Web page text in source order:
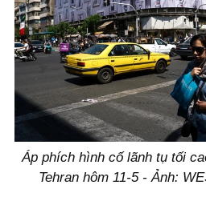
Áp phích hình cố lãnh tụ tối
Tehran hôm 11-5 - Ảnh: